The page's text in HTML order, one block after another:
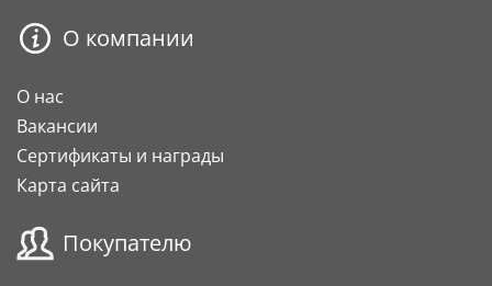
О компании
О нас
Вакансии
Сертификаты и награды
Карта сайта
Покупателю